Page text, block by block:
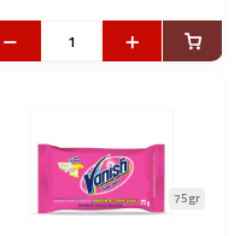
75gr